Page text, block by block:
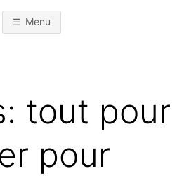
Menu
tout pour
pour